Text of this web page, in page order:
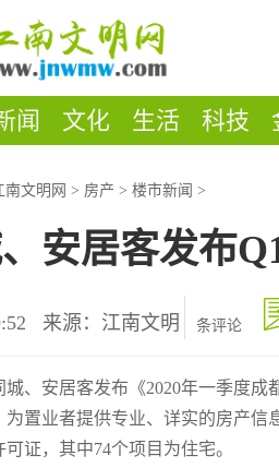
闻 文化 生活 科技
南文明网 > 房产 > 楼市新闻 >
安居客发布
来源：江南文明 条评论
城、安居客发布《2020年一季度
为置业者提供专业、详实的房产信
证，其中74个项目为住宅。